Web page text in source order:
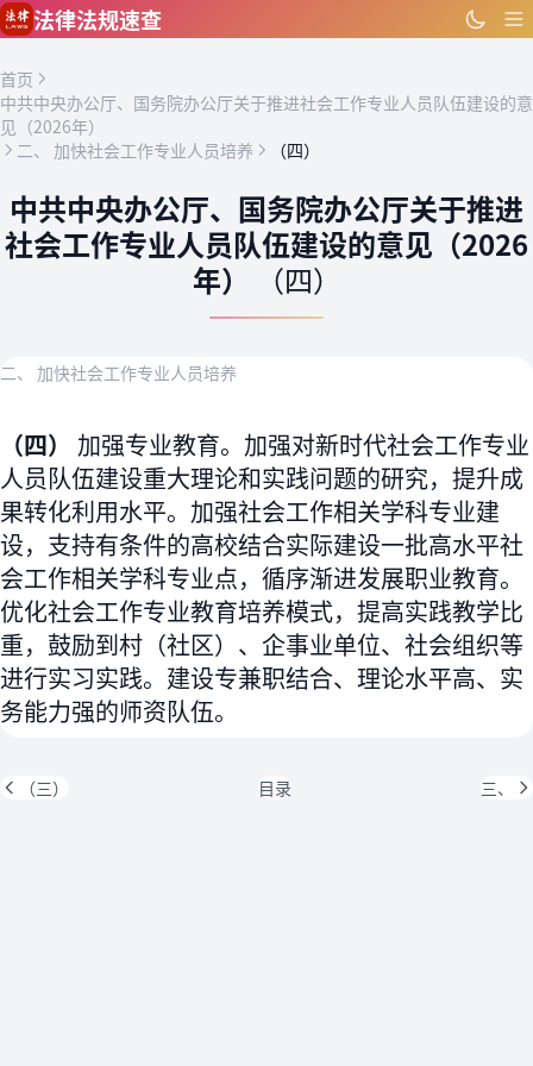
跳到主要内容
法律法规速查
首页
中共中央办公厅、国务院办公厅关于推进社会工作专业人员队伍建设的意
见（2026年）
二、 加快社会工作专业人员培养
（四）
中共中央办公厅、国务院办公厅关于推进
社会工作专业人员队伍建设的意见（2026
年）
（四）
二、 加快社会工作专业人员培养
（四） 加强专业教育。加强对新时代社会工作专业
人员队伍建设重大理论和实践问题的研究，提升成
果转化利用水平。加强社会工作相关学科专业建
设，支持有条件的高校结合实际建设一批高水平社
会工作相关学科专业点，循序渐进发展职业教育。
优化社会工作专业教育培养模式，提高实践教学比
重，鼓励到村（社区）、企事业单位、社会组织等
进行实习实践。建设专兼职结合、理论水平高、实
务能力强的师资队伍。
（三） 目录 三、